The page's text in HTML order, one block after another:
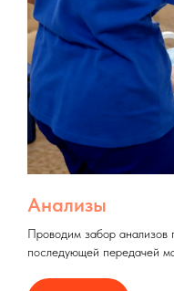
Анализы
Проводим забор анализов
последующей передачей